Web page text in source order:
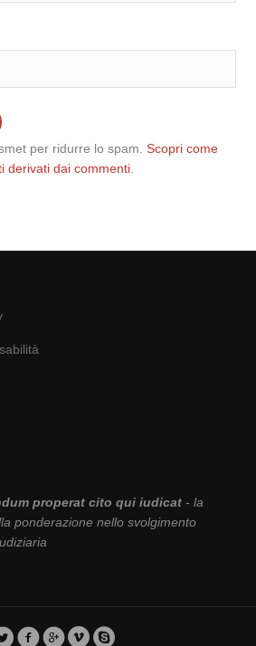
per ridurre lo spam.Scopri come
derivati dai commenti
properat cito qui iudicat- la
ponderazione nello svolgimento